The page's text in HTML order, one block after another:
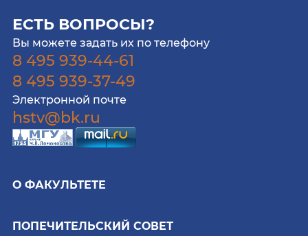
ЕСТЬ ВОПРОСЫ?
Вы можете задать их по телефону
8 495 939-44-61
8 495 939-37-49
Электронной почте
hstv@bk.ru
О ФАКУЛЬТЕТЕ
ПОПЕЧИТЕЛЬСКИЙ СОВЕТ